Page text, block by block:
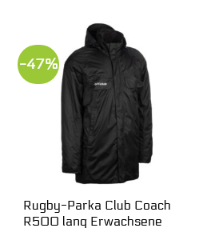
-47%
Rugby-Parka Club Coach
R500 lang Erwachsene